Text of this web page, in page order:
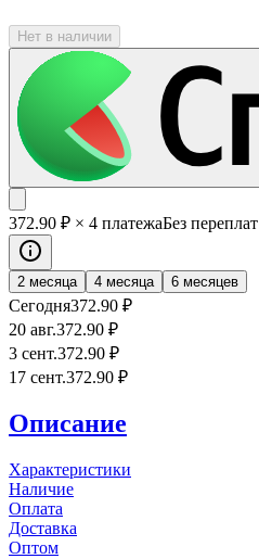
Нет в наличии
372.90 ₽ × 4 платежаБез переплат
2 месяца 4 месяца 6 месяцев
Сегодня372.90 ₽
20 авг.372.90 ₽
3 сент.372.90 ₽
17 сент.372.90 ₽
Описание
Характеристики
Наличие
Оплата
Доставка
Оптом